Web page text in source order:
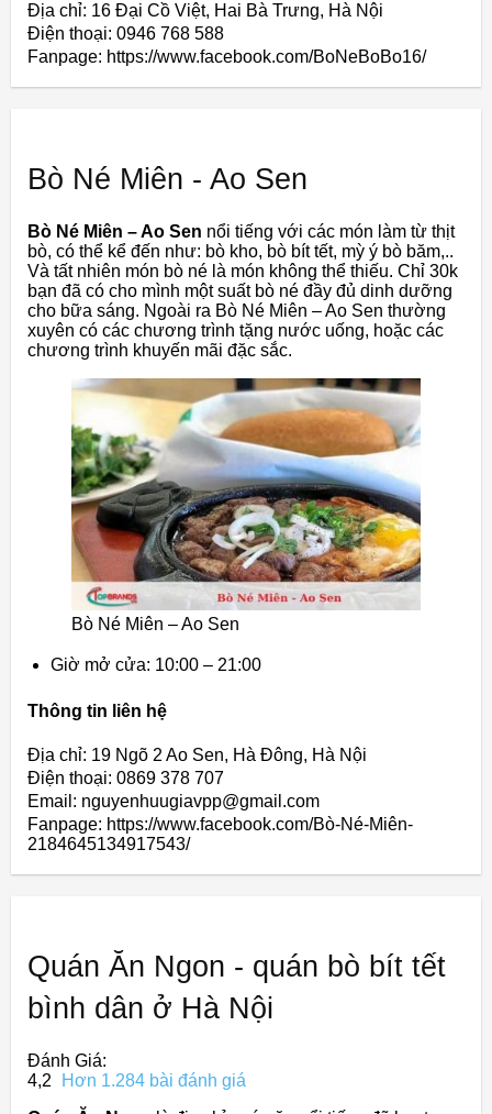
Địa chỉ: 16 Đại Cồ Việt, Hai Bà Trưng, Hà Nội
Điện thoại: 0946 768 588
Fanpage: https://www.facebook.com/BoNeBoBo16/
Bò Né Miên - Ao Sen
Bò Né Miên – Ao Sen nổi tiếng với các món làm từ thịt
bò, có thể kể đến như: bò kho, bò bít tết, mỳ ý bò băm,..
Và tất nhiên món bò né là món không thể thiếu. Chỉ 30k
bạn đã có cho mình một suất bò né đầy đủ dinh dưỡng
cho bữa sáng. Ngoài ra Bò Né Miên – Ao Sen thường
xuyên có các chương trình tặng nước uống, hoặc các
chương trình khuyến mãi đặc sắc.
Bò Né Miên – Ao Sen
Giờ mở cửa: 10:00 – 21:00
Thông tin liên hệ
Địa chỉ: 19 Ngõ 2 Ao Sen, Hà Đông, Hà Nội
Điện thoại: 0869 378 707
Email: nguyenhuugiavpp@gmail.com
Fanpage: https://www.facebook.com/Bò-Né-Miên-
2184645134917543/
Quán Ăn Ngon - quán bò bít tết
bình dân ở Hà Nội
Đánh Giá:
4,2
Hơn 1.284 bài đánh giá